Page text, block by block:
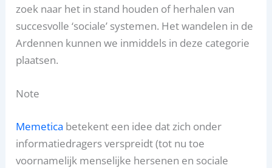
zoek naar het in stand houden of herhalen van
succesvolle ‘sociale’ systemen. Het wandelen in de
Ardennen kunnen we inmiddels in deze categorie
plaatsen.
Note
Memetica betekent een idee dat zich onder
informatiedragers verspreidt (tot nu toe
voornamelijk menselijke hersenen en sociale